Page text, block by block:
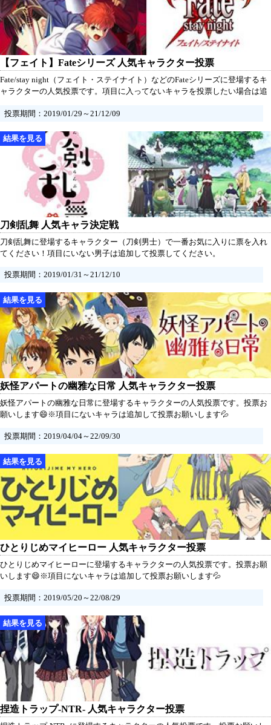
【フェイト】Fateシリーズ 人気キャラクター投票
Fate/stay night（フェイト・ステイナイト）などのFateシリーズに登場するキ
ャラクターの人気投票です。項目に入ってないキャラを投票したい場合は追
キャラも追加できます。（Fate/stay night、Fate/Zero、Fate/、
投票期間：2019/01/29～21/12/09
刀剣乱舞 人気キャラ決定戦
刀剣乱舞に登場するキャラクター（刀剣男士）で一番お気に入りに票を入れ
てください！項目にいない男子は追加して投票してください。
投票期間：2019/01/31～21/12/10
妖怪アパートの幽雅な日常 人気キャラクター投票
妖怪アパートの幽雅な日常に登場するキャラクターの人気投票です。投票お
願いします😄※項目にないキャラは追加して投票お願いします💦
投票期間：2019/04/04～22/09/30
ひとりじめマイヒーロー 人気キャラクター投票
ひとりじめマイヒーローに登場するキャラクターの人気投票です。投票お願
いします😄※項目にないキャラは追加して投票お願いします💦
投票期間：2019/05/20～22/08/29
捏造トラップ-NTR- 人気キャラクター投票